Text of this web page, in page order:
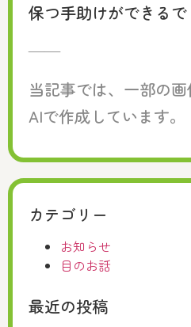
保つ手助けができるで
——
当記事では、一部の
AIで作成しています。
カテゴリー
お知らせ
目のお話
最近の投稿